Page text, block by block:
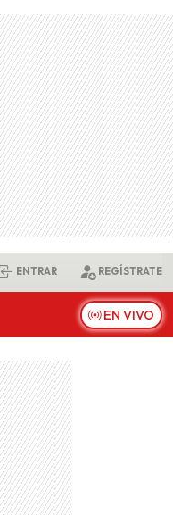
ENTRAR REGÍSTRATE
EN VIVO